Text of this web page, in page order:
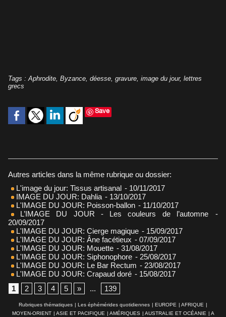
Tags :Aphrodite, Byzance, déesse, gravure, image du jour, lettres
grecs
Save
Autres articles dans la même rubrique ou dossier:
L'image du jour: Tissus artisanal - 10/11/2017
IMAGE DU JOUR: Dahlia - 13/10/2017
L'IMAGE DU JOUR: Poisson-ballon - 11/10/2017
L’IMAGE DU JOUR - Les couleurs de l’automne
-
20/09/2017
L'IMAGE DU JOUR: Cierge magique - 15/09/2017
L'IMAGE DU JOUR: Âne facétieux - 07/09/2017
L'IMAGE DU JOUR: Mouette - 31/08/2017
L'IMAGE DU JOUR: Siphonophore - 25/08/2017
L'IMAGE DU JOUR: Le Bar Rectum - 23/08/2017
L'IMAGE DU JOUR: Crapaud doré - 15/08/2017
1
2 3 4 5 » ... 139
Rubriques thématiques | Les éphémérides quotidiennes | EUROPE | AFRIQUE |
MOYEN-ORIENT | ASIE ET PACIFIQUE | AMÉRIQUES | AUSTRALIE ET OCÉANIE | A